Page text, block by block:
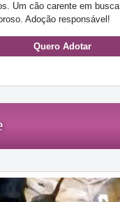
Um cão carente em
Adoção responsável!
Quero Adotar